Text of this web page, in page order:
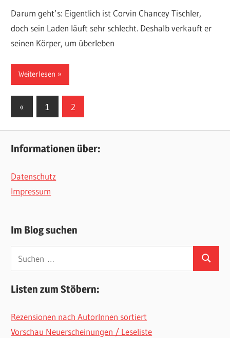
Darum geht’s: Eigentlich ist Corvin Chancey Tischler,
doch sein Laden läuft sehr schlecht. Deshalb verkauft er
seinen Körper, um überleben
Weiterlesen
Seitennummerierung
Beiträge
« Vorherige
Beiträge
1 2
Informationen über:
Datenschutz
Impressum
Im Blog suchen
Suchen
Listen zum Stöbern:
Rezensionen nach AutorInnen sortiert
Vorschau Neuerscheinungen / Leseliste